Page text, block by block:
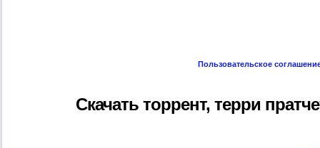
Пользовательское
Скачать торрент, терри